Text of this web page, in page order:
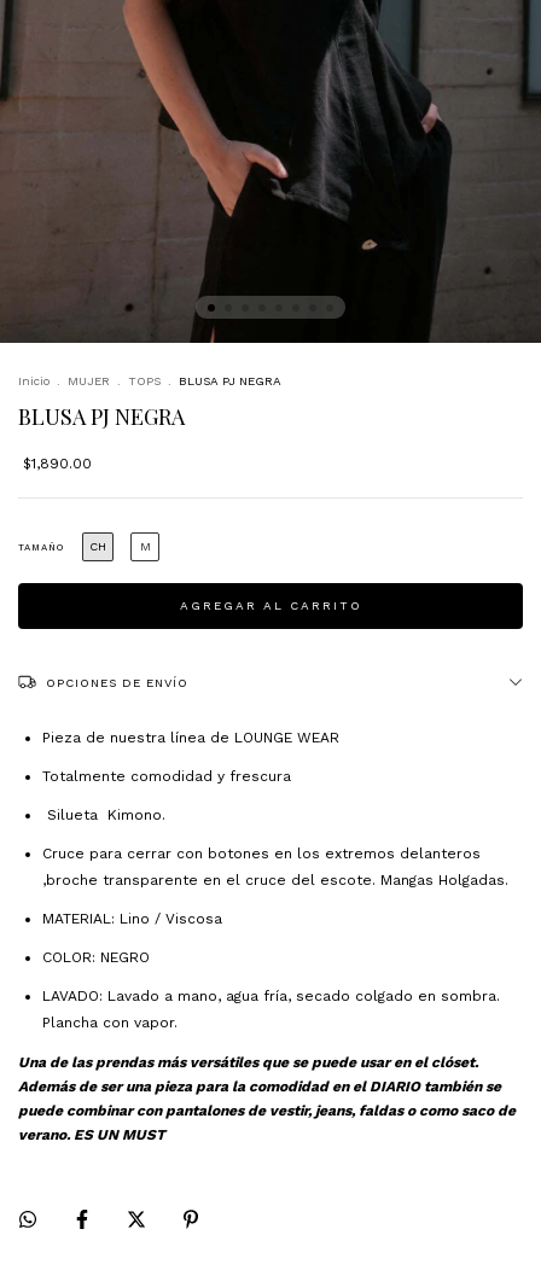
Inicio MUJER TOPS BLUSA PJ NEGRA
BLUSA PJ NEGRA
$1,890.00
TAMAÑO CH M
OPCIONES DE ENVÍO
Pieza de nuestra línea de LOUNGE WEAR
Totalmente comodidad y frescura
Silueta Kimono.
Cruce para cerrar con botones en los extremos delanteros
,broche transparente en el cruce del escote. Mangas Holgadas.
MATERIAL: Lino / Viscosa
COLOR: NEGRO
LAVADO: Lavado a mano, agua fría, secado colgado en sombra.
Plancha con vapor.
Una de las prendas más versátiles que se puede usar en el clóset.
Además de ser una pieza para la comodidad en el DIARIO también se
puede combinar con pantalones de vestir, jeans, faldas o como saco de
verano. ES UN MUST